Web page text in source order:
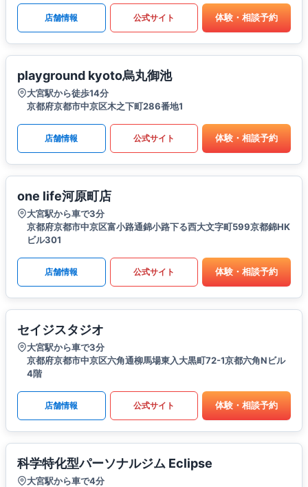
店舗情報 公式サイト 体験・相談予約
playground kyoto烏丸御池
大宮駅から徒歩14分
京都府京都市中京区木之下町286番地1
店舗情報 公式サイト 体験・相談予約
one life河原町店
大宮駅から車で3分
京都府京都市中京区富小路通錦小路下る西大文字町599京都錦HK
ビル301
店舗情報 公式サイト 体験・相談予約
セイジスタジオ
大宮駅から車で3分
京都府京都市中京区六角通柳馬場東入大黒町72-1京都六角Nビル
4階
店舗情報 公式サイト 体験・相談予約
科学特化型パーソナルジム Eclipse
大宮駅から車で4分